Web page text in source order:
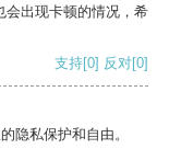
会出现卡顿的情况，希
支持[0] 反对[0]
隐私保护和自由。